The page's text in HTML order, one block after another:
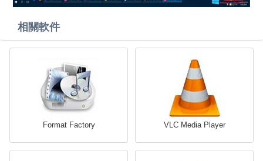
相關軟件
Format Factory VLC Media Player